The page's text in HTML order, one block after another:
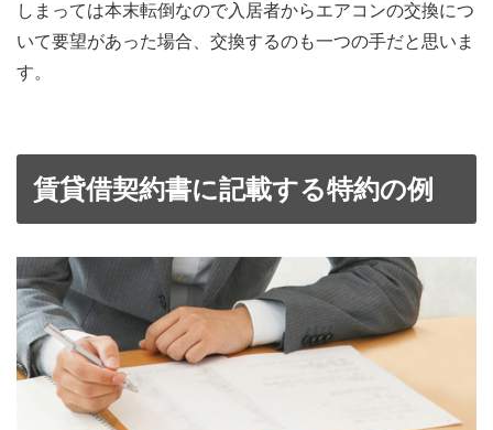
しまっては本末転倒なので入居者からエアコンの交換につ
いて要望があった場合、交換するのも一つの手だと思いま
す。
賃貸借契約書に記載する特約の例